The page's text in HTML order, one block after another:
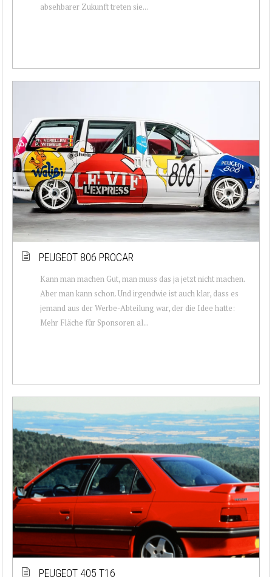
absehbarer Zukunft treten sie...
PEUGEOT 806 PROCAR
Kann man machen Gut, man muss das ja jetzt nicht machen.
Aber man kann schon. Und irgendwie ist auch klar, dass es
jemand aus der Werbe-Abteilung war, der die Idee hatte:
Mehr Fläche für Sponsoren al...
PEUGEOT 405 T16